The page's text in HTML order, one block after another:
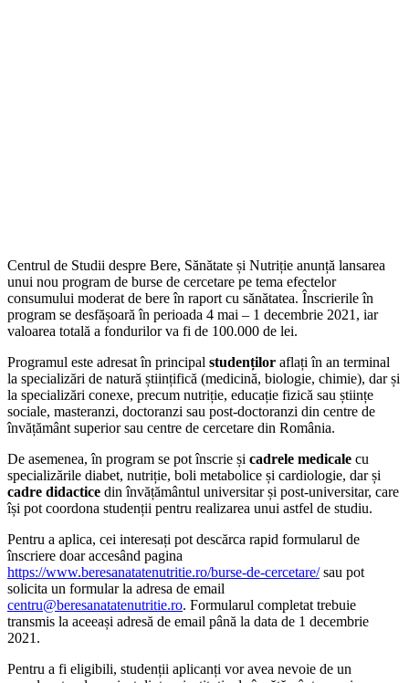
Centrul de Studii despre Bere, Sănătate și Nutriție anunță lansarea
unui nou program de burse de cercetare pe tema efectelor
consumului moderat de bere în raport cu sănătatea. Înscrierile în
program se desfășoară în perioada 4 mai – 1 decembrie 2021, iar
valoarea totală a fondurilor va fi de 100.000 de lei.
Programul este adresat în principal studenților aflați în an terminal
la specializări de natură științifică (medicină, biologie, chimie), dar și
la specializări conexe, precum nutriție, educație fizică sau științe
sociale, masteranzi, doctoranzi sau post-doctoranzi din centre de
învățământ superior sau centre de cercetare din România.
De asemenea, în program se pot înscrie și cadrele medicale cu
specializările diabet, nutriție, boli metabolice și cardiologie, dar și
cadre didactice din învățământul universitar și post-universitar, care
își pot coordona studenții pentru realizarea unui astfel de studiu.
Pentru a aplica, cei interesați pot descărca rapid formularul de
înscriere doar accesând pagina
https://www.beresanatatenutritie.ro/burse-de-cercetare/sau pot
solicita un formular la adresa de email
centru@beresanatatenutritie.ro. Formularul completat trebuie
transmis la aceeași adresă de email până la data de 1 decembrie
2021.
Pentru a fi eligibili, studenții aplicanți vor avea nevoie de un